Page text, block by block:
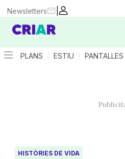
|
Newsletters
PLANS ESTIU PANTALLES
HISTÒRIES DE VIDA